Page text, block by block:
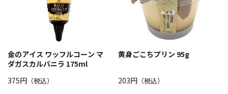
金のアイス ワッフルコーン マ
ダガスカルバニラ 175ml
375円 （税込）
黄身ごこちプリン 95g
203円（税込）